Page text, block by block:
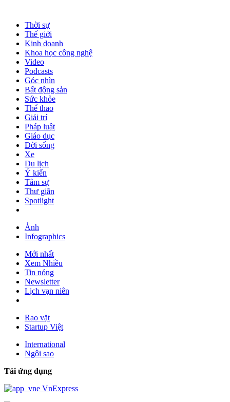
Thời sự
Thế giới
Kinh doanh
Khoa học công nghệ
Video
Podcasts
Góc nhìn
Bất động sản
Sức khỏe
Thể thao
Giải trí
Pháp luật
Giáo dục
Đời sống
Xe
Du lịch
Ý kiến
Tâm sự
Thư giãn
Spotlight
Ảnh
Infographics
Mới nhất
Xem Nhiều
Tin nóng
Newsletter
Lịch vạn niên
Rao vặt
Startup Việt
International
Ngôi sao
Tải ứng dụng
VnExpress